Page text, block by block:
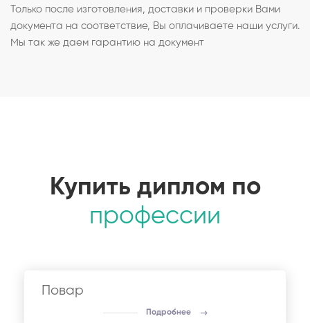
Только после изготовления, доставки и проверки Вами
документа на соответствие, Вы оплачиваете наши услуги.
Мы так же даем гарантию на документ
Купить диплом по
профессии
Повар
Подробнее